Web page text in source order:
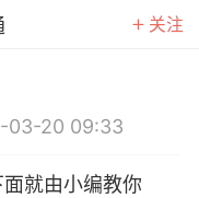
关注
03-20 09:33
就由小编教你